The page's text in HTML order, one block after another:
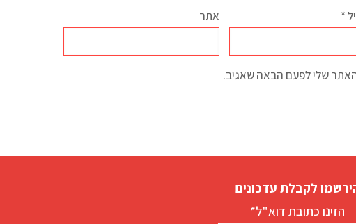
* אתר
שלי לפעם הבאה שאגיב.
לקבלת עדכונים
הזינו כתובת דוא"ל*